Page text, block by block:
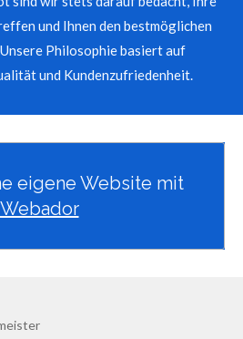
und Ihnen den bestmöglichen
Philosophie basiert auf
und Kundenzufriedenheit.
eigene Website mit
Webador